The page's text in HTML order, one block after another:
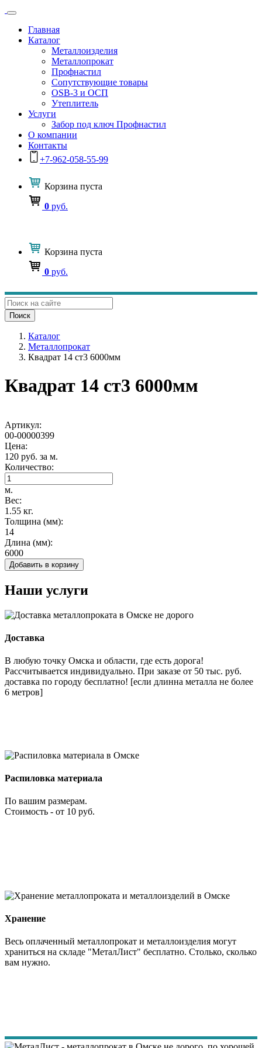
Главная
Каталог
Металлоизделия
Металлопрокат
Профнастил
Сопутствующие товары
OSB-3 и ОСП
Утеплитель
Услуги
Забор под ключ Профнастил
О компании
Контакты
+7-962-058-55-99
Корзина пуста
0 руб.
Корзина пуста
0 руб.
Поиск
Каталог
Металлопрокат
Квадрат 14 ст3 6000мм
Квадрат 14 ст3 6000мм
Артикул:
00-00000399
Цена:
120 руб. за м.
Количество:
м.
Вес:
1.55 кг.
Толщина (мм):
14
Длина (мм):
6000
Добавить в корзину
Наши услуги
Доставка
В любую точку Омска и области, где есть дорога!
Рассчитывается индивидуально. При заказе от 50 тыс. руб.
доставка по городу бесплатно! [если длинна металла не более
6 метров]
Распиловка материала
По вашим размерам.
Стоимость - от 10 руб.
Хранение
Весь оплаченный металлопрокат и металлоизделия могут
храниться на складе "МеталЛист" бесплатно. Столько, сколько
вам нужно.